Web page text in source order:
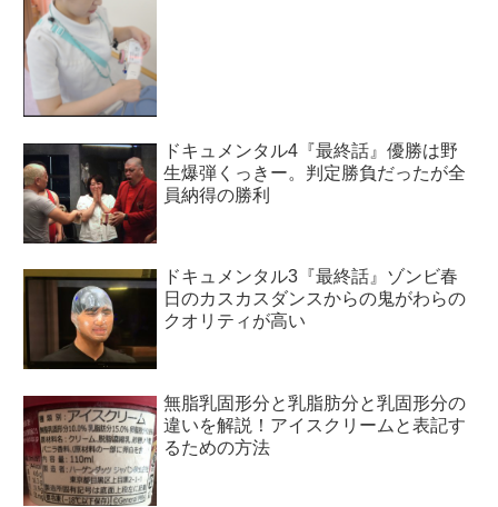
ドキュメンタル4『最終話』優勝は野
生爆弾くっきー。判定勝負だったが全
員納得の勝利
ドキュメンタル3『最終話』ゾンビ春
日のカスカスダンスからの鬼がわらの
クオリティが高い
無脂乳固形分と乳脂肪分と乳固形分の
違いを解説！アイスクリームと表記す
るための方法